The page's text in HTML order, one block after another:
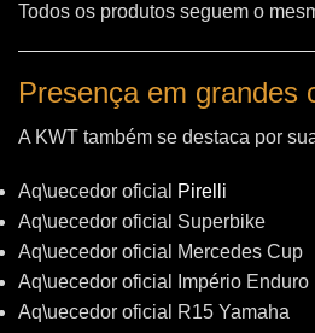
Todos os produtos seguem o
Presença em grandes
A KWT também se destaca por
Aq\uecedor oficial
Pirelli
Aq\uecedor oficial Superbike
Aq\uecedor oficial Mercedes Cup
Aq\uecedor oficial Império Enduro
Aq\uecedor oficial R15 Yamaha